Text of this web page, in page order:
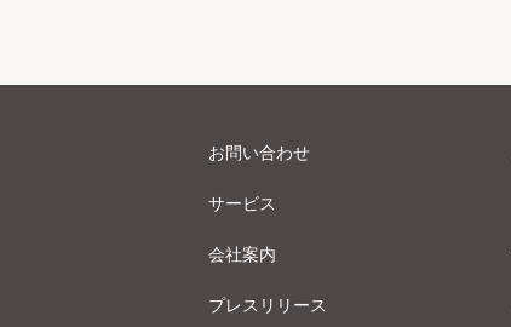
お問い合わせ
サービス
会社案内
プレスリリース